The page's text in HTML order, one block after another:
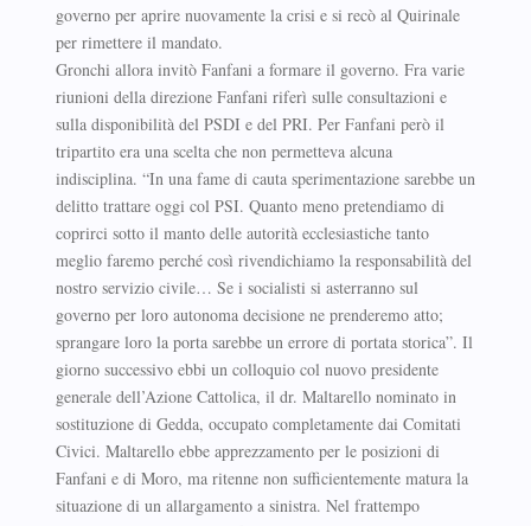
governo per aprire nuovamente la crisi e si recò al Quirinale
per rimettere il mandato.
Gronchi allora invitò Fanfani a formare il governo. Fra varie
riunioni della direzione Fanfani riferì sulle consultazioni e
sulla disponibilità del PSDI e del PRI. Per Fanfani però il
tripartito era una scelta che non permetteva alcuna
indisciplina. “In una fame di cauta sperimentazione sarebbe un
delitto trattare oggi col PSI. Quanto meno pretendiamo di
coprirci sotto il manto delle autorità ecclesiastiche tanto
meglio faremo perché così rivendichiamo la responsabilità del
nostro servizio civile… Se i socialisti si asterranno sul
governo per loro autonoma decisione ne prenderemo atto;
sprangare loro la porta sarebbe un errore di portata storica”. Il
giorno successivo ebbi un colloquio col nuovo presidente
generale dell’Azione Cattolica, il dr. Maltarello nominato in
sostituzione di Gedda, occupato completamente dai Comitati
Civici. Maltarello ebbe apprezzamento per le posizioni di
Fanfani e di Moro, ma ritenne non sufficientemente matura la
situazione di un allargamento a sinistra. Nel frattempo